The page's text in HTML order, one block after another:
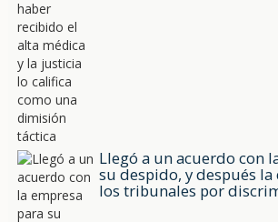
Llegó a un acuerdo con
su despido, y después
los tribunales por